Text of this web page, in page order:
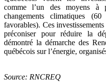
comme l’un des moyens à
changements climatiques
favorables). Ces
préconiser pour réduire la
démontré la démarche des
québécois sur l’énergie,
Source: RNCREQ